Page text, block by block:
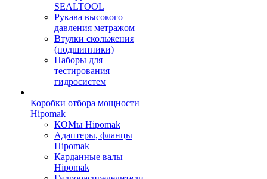
SEALTOOL
Рукава высокого
давления метражом
Втулки скольжения
(подшипники)
Наборы для
тестирования
гидросистем
Коробки отбора мощности
Hipomak
КОМы Hipomak
Адаптеры, фланцы
Hipomak
Карданные валы
Hipomak